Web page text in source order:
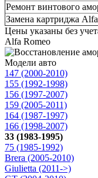
Ремонт винтового
Замена картриджа
Цены указаны без
Alfa Romeo
Модели авто
147 (2000-2010)
155 (1992-1998)
156 (1997-2007)
159 (2005-2011)
164 (1987-1997)
166 (1998-2007)
33 (1983-1995)
75 (1985-1992)
Brera (2005-2010)
Giulietta (2011->)